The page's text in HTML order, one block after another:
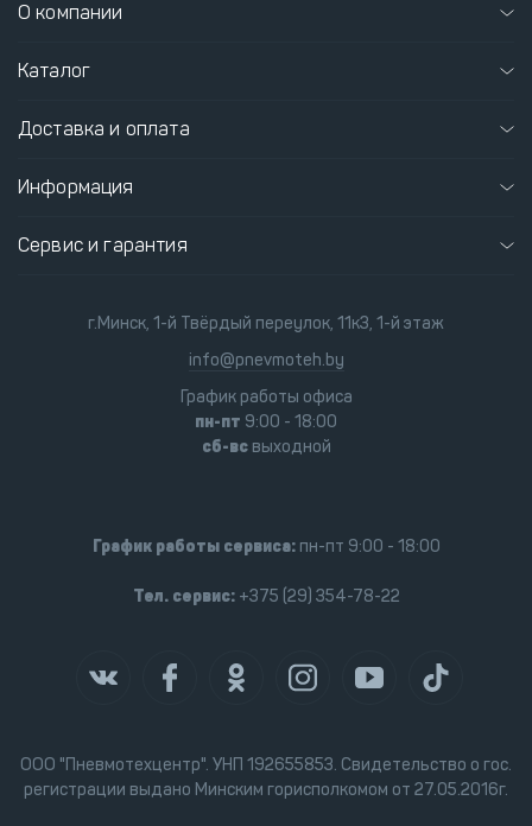
О компании
Каталог
Доставка и оплата
Информация
Сервис и гарантия
ООО "Пневмотехцентр". УНП 192655853. Свидетельство о гос.
регистрации выдано Минским горисполкомом от 27.05.2016г.
г.Минск, 1-й Твёрдый переулок, 11к3, 1-й этаж
info@pnevmoteh.by
График работы офиса
пн-пт 9:00 - 18:00
сб-всвыходной
График работы сервиса:пн-пт 9:00 - 18:00
Тел. сервис:+375 (29) 354-78-22